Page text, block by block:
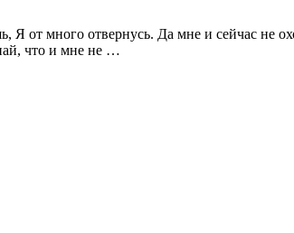
много отвернусь. Да мне и сейчас не
что и мне не …